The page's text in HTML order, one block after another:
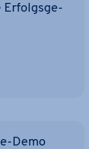
Er­folgs­ge­
Demo